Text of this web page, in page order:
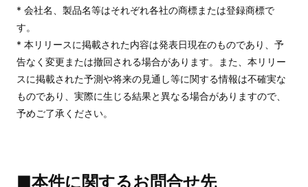
* 会社名、製品名等はそれぞれ各社の商標または登録商標で
す。
* 本リリースに掲載された内容は発表日現在のものであり、予
告なく変更または撤回される場合があります。また、本リリー
スに掲載された予測や将来の見通し等に関する情報は不確実な
ものであり、実際に生じる結果と異なる場合がありますので、
予めご了承ください。
■本件に関するお問合せ先